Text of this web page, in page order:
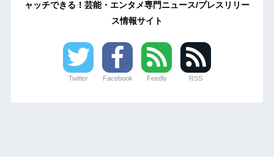
ャッチできる！芸能・エンタメ専門ニュース/プレスリリー
ス情報サイト
Twitter Facebook Feedly RSS